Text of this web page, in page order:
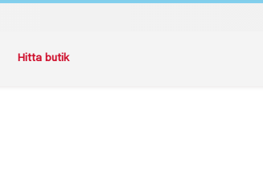
Hitta butik